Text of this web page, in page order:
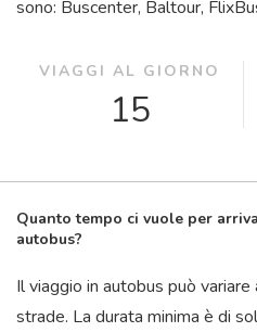
sono: Buscenter, Baltour,
VIAGGI AL GIORNO
15
Quanto tempo ci vuole per
autobus?
Il viaggio in autobus può
strade. La durata minima è di